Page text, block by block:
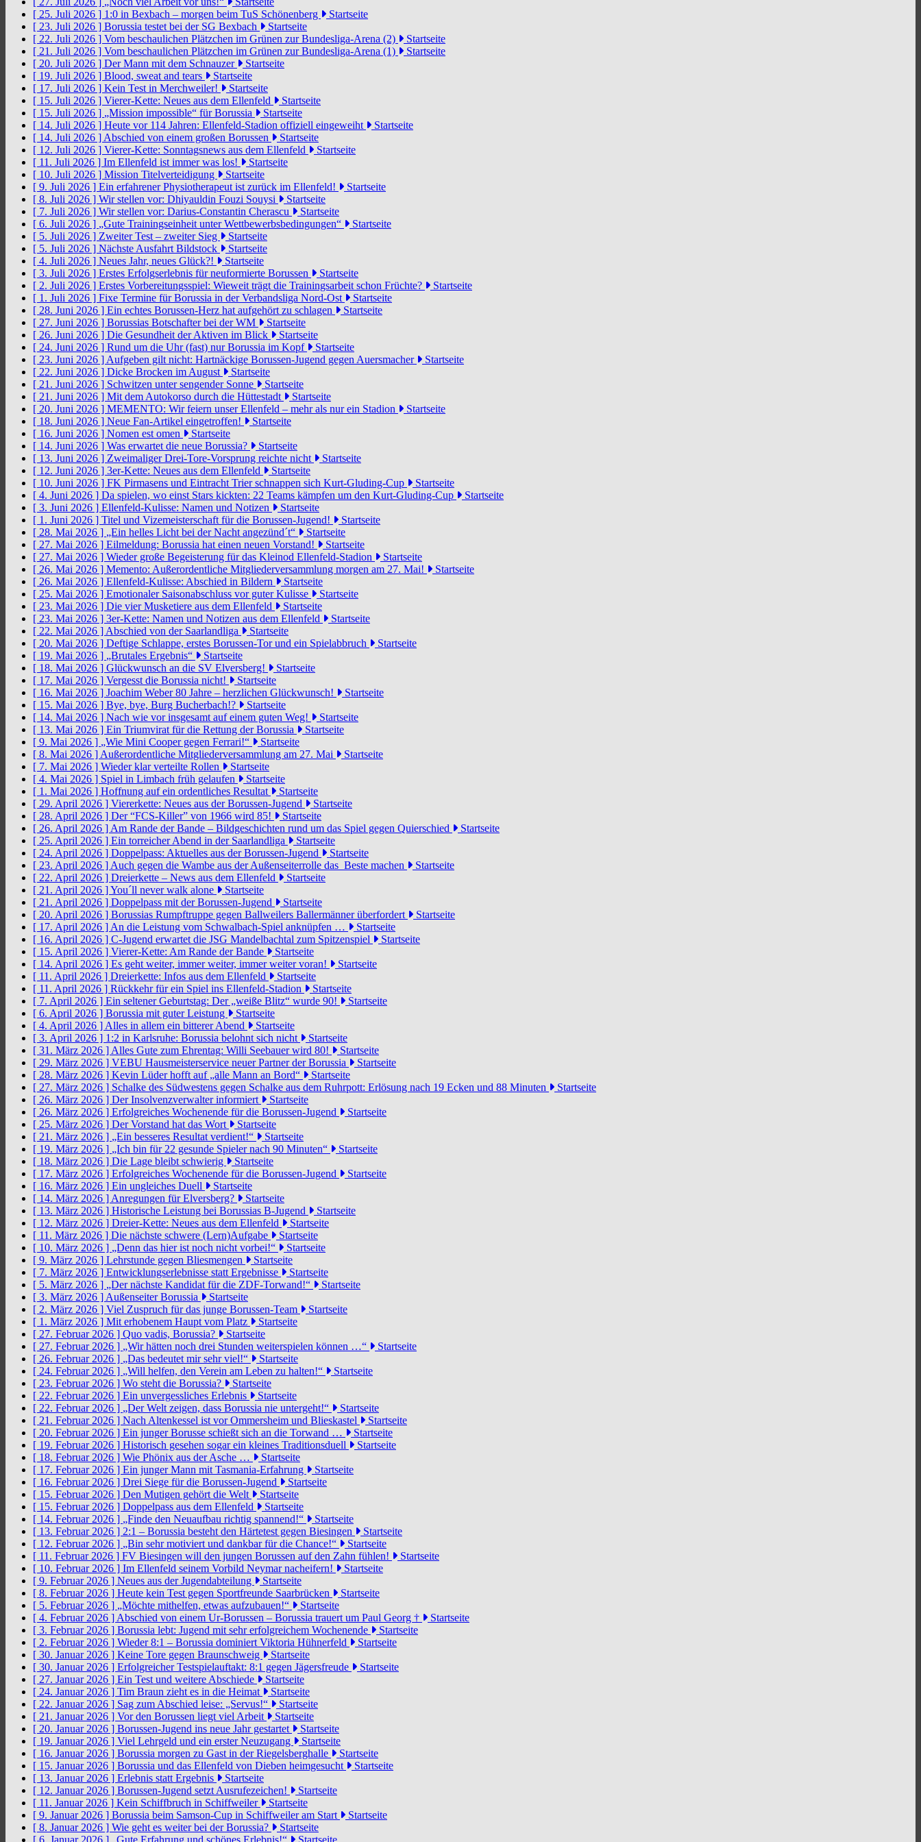
[ 25. Juli 2026 ] 1:0 in Bexbach – morgen beim TuS Schönenberg
Startseite
[ 23. Juli 2026 ] Borussia testet bei der SG Bexbach
Startseite
[ 22. Juli 2026 ] Vom beschaulichen Plätzchen im Grünen zur Bundesliga-Arena (2)
Startseite
[ 21. Juli 2026 ] Vom beschaulichen Plätzchen im Grünen zur Bundesliga-Arena (1)
Startseite
[ 20. Juli 2026 ] Der Mann mit dem Schnauzer
Startseite
[ 19. Juli 2026 ] Blood, sweat and tears
Startseite
[ 17. Juli 2026 ] Kein Test in Merchweiler!
Startseite
[ 15. Juli 2026 ] Vierer-Kette: Neues aus dem Ellenfeld
Startseite
[ 15. Juli 2026 ] „Mission impossible“ für Borussia
Startseite
[ 14. Juli 2026 ] Heute vor 114 Jahren: Ellenfeld-Stadion offiziell eingeweiht
Startseite
[ 14. Juli 2026 ] Abschied von einem großen Borussen
Startseite
[ 12. Juli 2026 ] Vierer-Kette: Sonntagsnews aus dem Ellenfeld
Startseite
[ 11. Juli 2026 ] Im Ellenfeld ist immer was los!
Startseite
[ 10. Juli 2026 ] Mission Titelverteidigung
Startseite
[ 9. Juli 2026 ] Ein erfahrener Physiotherapeut ist zurück im Ellenfeld!
Startseite
[ 8. Juli 2026 ] Wir stellen vor: Dhiyauldin Fouzi Souysi
Startseite
[ 7. Juli 2026 ] Wir stellen vor: Darius-Constantin Cherascu
Startseite
[ 6. Juli 2026 ] „Gute Trainingseinheit unter Wettbewerbsbedingungen“
Startseite
[ 5. Juli 2026 ] Zweiter Test – zweiter Sieg
Startseite
[ 5. Juli 2026 ] Nächste Ausfahrt Bildstock
Startseite
[ 4. Juli 2026 ] Neues Jahr, neues Glück?!
Startseite
[ 3. Juli 2026 ] Erstes Erfolgserlebnis für neuformierte Borussen
Startseite
[ 2. Juli 2026 ] Erstes Vorbereitungsspiel: Wieweit trägt die Trainingsarbeit schon Früchte?
Startseite
[ 1. Juli 2026 ] Fixe Termine für Borussia in der Verbandsliga Nord-Ost
Startseite
[ 28. Juni 2026 ] Ein echtes Borussen-Herz hat aufgehört zu schlagen
Startseite
[ 27. Juni 2026 ] Borussias Botschafter bei der WM
Startseite
[ 26. Juni 2026 ] Die Gesundheit der Aktiven im Blick
Startseite
[ 24. Juni 2026 ] Rund um die Uhr (fast) nur Borussia im Kopf
Startseite
[ 23. Juni 2026 ] Aufgeben gilt nicht: Hartnäckige Borussen-Jugend gegen Auersmacher
Startseite
[ 22. Juni 2026 ] Dicke Brocken im August
Startseite
[ 21. Juni 2026 ] Schwitzen unter sengender Sonne
Startseite
[ 21. Juni 2026 ] Mit dem Autokorso durch die Hüttestadt
Startseite
[ 20. Juni 2026 ] MEMENTO: Wir feiern unser Ellenfeld – mehr als nur ein Stadion
Startseite
[ 18. Juni 2026 ] Neue Fan-Artikel eingetroffen!
Startseite
[ 16. Juni 2026 ] Nomen est omen
Startseite
[ 14. Juni 2026 ] Was erwartet die neue Borussia?
Startseite
[ 13. Juni 2026 ] Zweimaliger Drei-Tore-Vorsprung reichte nicht
Startseite
[ 12. Juni 2026 ] 3er-Kette: Neues aus dem Ellenfeld
Startseite
[ 10. Juni 2026 ] FK Pirmasens und Eintracht Trier schnappen sich Kurt-Gluding-Cup
Startseite
[ 4. Juni 2026 ] Da spielen, wo einst Stars kickten: 22 Teams kämpfen um den Kurt-Gluding-Cup
Startseite
[ 3. Juni 2026 ] Ellenfeld-Kulisse: Namen und Notizen
Startseite
[ 1. Juni 2026 ] Titel und Vizemeisterschaft für die Borussen-Jugend!
Startseite
[ 28. Mai 2026 ] „Ein helles Licht bei der Nacht angezünd´t“
Startseite
[ 27. Mai 2026 ] Eilmeldung: Borussia hat einen neuen Vorstand!
Startseite
[ 27. Mai 2026 ] Wieder große Begeisterung für das Kleinod Ellenfeld-Stadion
Startseite
[ 26. Mai 2026 ] Memento: Außerordentliche Mitgliederversammlung morgen am 27. Mai!
Startseite
[ 26. Mai 2026 ] Ellenfeld-Kulisse: Abschied in Bildern
Startseite
[ 25. Mai 2026 ] Emotionaler Saisonabschluss vor guter Kulisse
Startseite
[ 23. Mai 2026 ] Die vier Musketiere aus dem Ellenfeld
Startseite
[ 23. Mai 2026 ] 3er-Kette: Namen und Notizen aus dem Ellenfeld
Startseite
[ 22. Mai 2026 ] Abschied von der Saarlandliga
Startseite
[ 20. Mai 2026 ] Deftige Schlappe, erstes Borussen-Tor und ein Spielabbruch
Startseite
[ 19. Mai 2026 ] „Brutales Ergebnis“
Startseite
[ 18. Mai 2026 ] Glückwunsch an die SV Elversberg!
Startseite
[ 17. Mai 2026 ] Vergesst die Borussia nicht!
Startseite
[ 16. Mai 2026 ] Joachim Weber 80 Jahre – herzlichen Glückwunsch!
Startseite
[ 15. Mai 2026 ] Bye, bye, Burg Bucherbach!?
Startseite
[ 14. Mai 2026 ] Nach wie vor insgesamt auf einem guten Weg!
Startseite
[ 13. Mai 2026 ] Ein Triumvirat für die Rettung der Borussia
Startseite
[ 9. Mai 2026 ] „Wie Mini Cooper gegen Ferrari!“
Startseite
[ 8. Mai 2026 ] Außerordentliche Mitgliederversammlung am 27. Mai
Startseite
[ 7. Mai 2026 ] Wieder klar verteilte Rollen
Startseite
[ 4. Mai 2026 ] Spiel in Limbach früh gelaufen
Startseite
[ 1. Mai 2026 ] Hoffnung auf ein ordentliches Resultat
Startseite
[ 29. April 2026 ] Viererkette: Neues aus der Borussen-Jugend
Startseite
[ 28. April 2026 ] Der “FCS-Killer” von 1966 wird 85!
Startseite
[ 26. April 2026 ] Am Rande der Bande – Bildgeschichten rund um das Spiel gegen Quierschied
Startseite
[ 25. April 2026 ] Ein torreicher Abend in der Saarlandliga
Startseite
[ 24. April 2026 ] Doppelpass: Aktuelles aus der Borussen-Jugend
Startseite
[ 23. April 2026 ] Auch gegen die Wambe aus der Außenseiterrolle das Beste machen
Startseite
[ 22. April 2026 ] Dreierkette – News aus dem Ellenfeld
Startseite
[ 21. April 2026 ]You´ll never walk alone
Startseite
[ 21. April 2026 ] Doppelpass mit der Borussen-Jugend
Startseite
[ 20. April 2026 ] Borussias Rumpftruppe gegen Ballweilers Ballermänner überfordert
Startseite
[ 17. April 2026 ] An die Leistung vom Schwalbach-Spiel anknüpfen …
Startseite
[ 16. April 2026 ] C-Jugend erwartet die JSG Mandelbachtal zum Spitzenspiel
Startseite
[ 15. April 2026 ] Vierer-Kette: Am Rande der Bande
Startseite
[ 14. April 2026 ] Es geht weiter, immer weiter, immer weiter voran!
Startseite
[ 11. April 2026 ] Dreierkette: Infos aus dem Ellenfeld
Startseite
[ 11. April 2026 ] Rückkehr für ein Spiel ins Ellenfeld-Stadion
Startseite
[ 7. April 2026 ] Ein seltener Geburtstag: Der „weiße Blitz“ wurde 90!
Startseite
[ 6. April 2026 ] Borussia mit guter Leistung
Startseite
[ 4. April 2026 ] Alles in allem ein bitterer Abend
Startseite
[ 3. April 2026 ] 1:2 in Karlsruhe: Borussia belohnt sich nicht
Startseite
[ 31. März 2026 ] Alles Gute zum Ehrentag: Willi Seebauer wird 80!
Startseite
[ 29. März 2026 ] VEBU Hausmeisterservice neuer Partner der Borussia
Startseite
[ 28. März 2026 ] Kevin Lüder hofft auf „alle Mann an Bord“
Startseite
[ 27. März 2026 ] Schalke des Südwestens gegen Schalke aus dem Ruhrpott: Erlösung nach 19 Ecken und 88 Minuten
Startseite
[ 26. März 2026 ] Der Insolvenzverwalter informiert
Startseite
[ 26. März 2026 ] Erfolgreiches Wochenende für die Borussen-Jugend
Startseite
[ 25. März 2026 ] Der Vorstand hat das Wort
Startseite
[ 21. März 2026 ] „Ein besseres Resultat verdient!“
Startseite
[ 19. März 2026 ] „Ich bin für 22 gesunde Spieler nach 90 Minuten“
Startseite
[ 18. März 2026 ] Die Lage bleibt schwierig
Startseite
[ 17. März 2026 ] Erfolgreiches Wochenende für die Borussen-Jugend
Startseite
[ 16. März 2026 ] Ein ungleiches Duell
Startseite
[ 14. März 2026 ] Anregungen für Elversberg?
Startseite
[ 13. März 2026 ] Historische Leistung bei Borussias B-Jugend
Startseite
[ 12. März 2026 ] Dreier-Kette: Neues aus dem Ellenfeld
Startseite
[ 11. März 2026 ] Die nächste schwere (Lern)Aufgabe
Startseite
[ 10. März 2026 ] „Denn das hier ist noch nicht vorbei!“
Startseite
[ 9. März 2026 ] Lehrstunde gegen Bliesmengen
Startseite
[ 7. März 2026 ] Entwicklungserlebnisse statt Ergebnisse
Startseite
[ 5. März 2026 ] „Der nächste Kandidat für die ZDF-Torwand!“
Startseite
[ 3. März 2026 ] Außenseiter Borussia
Startseite
[ 2. März 2026 ] Viel Zuspruch für das junge Borussen-Team
Startseite
[ 1. März 2026 ] Mit erhobenem Haupt vom Platz
Startseite
[ 27. Februar 2026 ] Quo vadis, Borussia?
Startseite
[ 27. Februar 2026 ] „Wir hätten noch drei Stunden weiterspielen können …“
Startseite
[ 26. Februar 2026 ] „Das bedeutet mir sehr viel!“
Startseite
[ 24. Februar 2026 ] „Will helfen, den Verein am Leben zu halten!“
Startseite
[ 23. Februar 2026 ] Wo steht die Borussia?
Startseite
[ 22. Februar 2026 ] Ein unvergessliches Erlebnis
Startseite
[ 22. Februar 2026 ] „Der Welt zeigen, dass Borussia nie untergeht!“
Startseite
[ 21. Februar 2026 ] Nach Altenkessel ist vor Ommersheim und Blieskastel
Startseite
[ 20. Februar 2026 ] Ein junger Borusse schießt sich an die Torwand …
Startseite
[ 19. Februar 2026 ] Historisch gesehen sogar ein kleines Traditionsduell
Startseite
[ 18. Februar 2026 ] Wie Phönix aus der Asche …
Startseite
[ 17. Februar 2026 ] Ein junger Mann mit Tasmania-Erfahrung
Startseite
[ 16. Februar 2026 ] Drei Siege für die Borussen-Jugend
Startseite
[ 15. Februar 2026 ] Den Mutigen gehört die Welt
Startseite
[ 15. Februar 2026 ] Doppelpass aus dem Ellenfeld
Startseite
[ 14. Februar 2026 ] „Finde den Neuaufbau richtig spannend!“
Startseite
[ 13. Februar 2026 ] 2:1 – Borussia besteht den Härtetest gegen Biesingen
Startseite
[ 12. Februar 2026 ] „Bin sehr motiviert und dankbar für die Chance!“
Startseite
[ 11. Februar 2026 ] FV Biesingen will den jungen Borussen auf den Zahn fühlen!
Startseite
[ 10. Februar 2026 ] Im Ellenfeld seinem Vorbild Neymar nacheifern!
Startseite
[ 9. Februar 2026 ] Neues aus der Jugendabteilung
Startseite
[ 8. Februar 2026 ] Heute kein Test gegen Sportfreunde Saarbrücken
Startseite
[ 5. Februar 2026 ] „Möchte mithelfen, etwas aufzubauen!“
Startseite
[ 4. Februar 2026 ] Abschied von einem Ur-Borussen – Borussia trauert um Paul Georg †
Startseite
[ 3. Februar 2026 ] Borussia lebt: Jugend mit sehr erfolgreichem Wochenende
Startseite
[ 2. Februar 2026 ] Wieder 8:1 – Borussia dominiert Viktoria Hühnerfeld
Startseite
[ 30. Januar 2026 ] Keine Tore gegen Braunschweig
Startseite
[ 30. Januar 2026 ] Erfolgreicher Testspielauftakt: 8:1 gegen Jägersfreude
Startseite
[ 27. Januar 2026 ] Ein Test und weitere Abschiede
Startseite
[ 24. Januar 2026 ] Tim Braun zieht es in die Heimat
Startseite
[ 22. Januar 2026 ] Sag zum Abschied leise: „Servus!“
Startseite
[ 21. Januar 2026 ] Vor den Borussen liegt viel Arbeit
Startseite
[ 20. Januar 2026 ] Borussen-Jugend ins neue Jahr gestartet
Startseite
[ 19. Januar 2026 ] Viel Lehrgeld und ein erster Neuzugang
Startseite
[ 16. Januar 2026 ] Borussia morgen zu Gast in der Riegelsberghalle
Startseite
[ 15. Januar 2026 ] Borussia und das Ellenfeld von Dieben heimgesucht
Startseite
[ 13. Januar 2026 ] Erlebnis statt Ergebnis
Startseite
[ 12. Januar 2026 ] Borussen-Jugend setzt Ausrufezeichen!
Startseite
[ 11. Januar 2026 ] Kein Schiffbruch in Schiffweiler
Startseite
[ 9. Januar 2026 ] Borussia beim Samson-Cup in Schiffweiler am Start
Startseite
[ 8. Januar 2026 ] Wie geht es weiter bei der Borussia?
Startseite
[ 6. Januar 2026 ]
„Gute Erfahrung und schönes Erlebnis!“ Startseite